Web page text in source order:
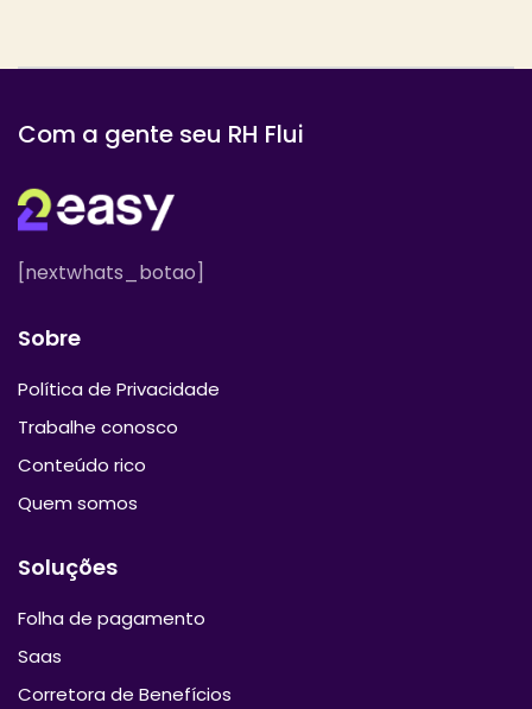
Com a gente seu RH Flui
[nextwhats_botao]
Sobre
Política de Privacidade
Trabalhe conosco
Conteúdo rico
Quem somos
Soluções
Folha de pagamento
Saas
Corretora de Benefícios